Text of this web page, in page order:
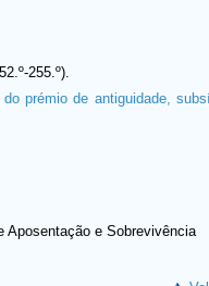
255.º).
prémio de antiguidade,
Aposentação e Sobrevivência